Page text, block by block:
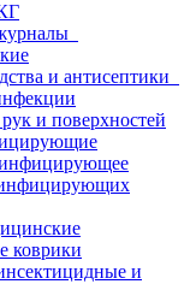
и антисептики
и поверхностей
коврики
и